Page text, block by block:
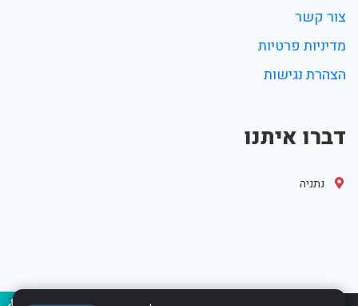
צור קשר
מדיניות פרטיות
הצהרת נגישות
דברו איתנו
נתניה